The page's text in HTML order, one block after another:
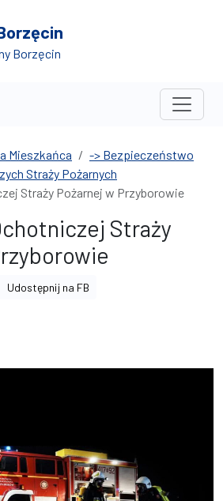
Borzęcin
Mieszkańca
-> Bezpieczeństwo
Straży Pożarnych
Straży Pożarnej w Przyborowie
Straży
Udostępnij na FB